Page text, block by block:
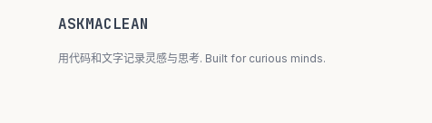
ASKMACLEAN
用代码和文字记录灵感与思考. Built for curious minds.